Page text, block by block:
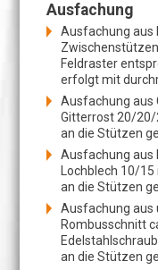
Ausfachung
Ausfachung aus
Feldraster
erfolgt mit
Ausfachung aus
Gitterrost 20/20/
an die Stützen
Ausfachung aus
Lochblech 10/
an die Stützen
Ausfachung aus
Rombusschnitt
an die Stützen